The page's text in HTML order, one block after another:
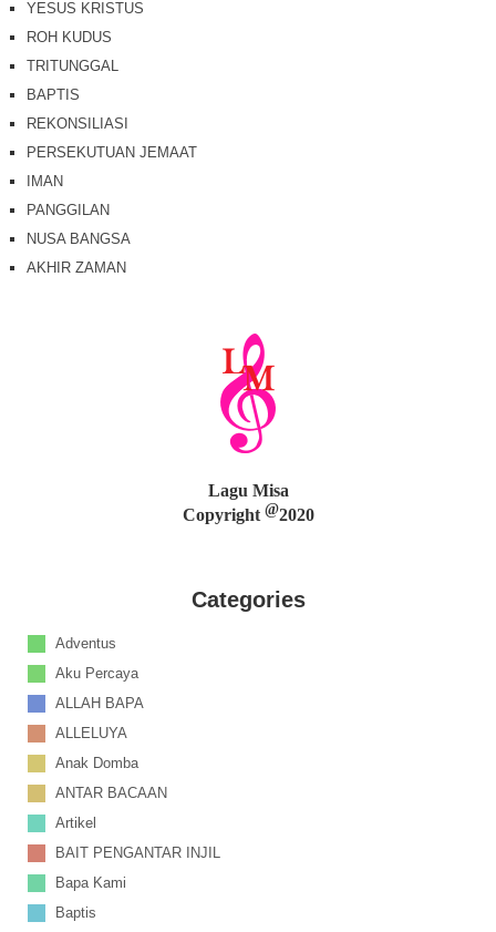
YESUS KRISTUS
ROH KUDUS
TRITUNGGAL
BAPTIS
REKONSILIASI
PERSEKUTUAN JEMAAT
IMAN
PANGGILAN
NUSA BANGSA
AKHIR ZAMAN
Lagu Misa
Copyright @2020
Categories
Adventus
Aku Percaya
ALLAH BAPA
ALLELUYA
Anak Domba
ANTAR BACAAN
Artikel
BAIT PENGANTAR INJIL
Bapa Kami
Baptis